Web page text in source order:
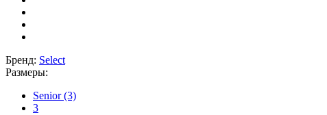
Бренд: Select
Размеры:
Senior (3)
3